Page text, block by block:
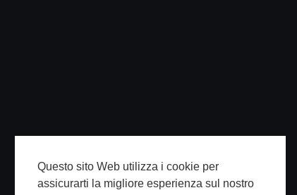
Questo sito Web utilizza i cookie per
assicurarti la migliore esperienza sul nostro